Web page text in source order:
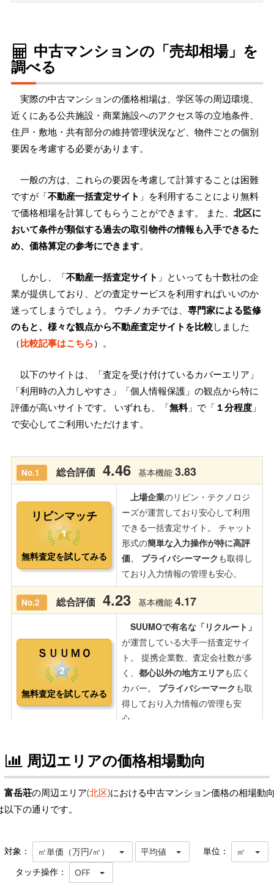
中古マンションの「売却相場」を
調べる
実際の中古マンションの価格相場は、学区等の周辺環境、
近くにある公共施設・商業施設へのアクセス等の立地条件、
住戸・敷地・共有部分の維持管理状況など、物件ごとの個別
要因を考慮する必要があります。
一般の方は、これらの要因を考慮して計算することは困難
ですが「不動産一括査定サイト 」を利用することにより無料
で価格相場を計算してもらうことができます。 また、 北区に
おいて条件が類似する過去の取引物件の情報も入手できるた
め、価格算定の参考にできます。
しかし、「不動産一括査定サイト 」といっても十数社の企
業が提供しており、どの査定サービスを利用すればいいのか
迷ってしまうでしょう。 ウチノカチでは、 専門家による監修
のもと、様々な観点から不動産査定サイトを比較しました
（比較記事はこちら）。
以下のサイトは、「査定を受け付けているカバーエリア」
「利用時の入力しやすさ」「個人情報保護」の観点から特に
評価が高いサイトです。 いずれも、「無料」で「 １分程度 」
で安心してご利用いただけます。
周辺エリアの価格相場動向
富岳荘の周辺エリア(北区)における中古マンション価格の相場動
以下の通りです。
対象： ㎡単価（万円/㎡） 平均値 単位： ㎡
タッチ操作： OFF